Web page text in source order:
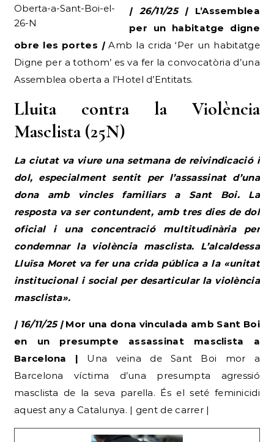
Oberta-a-Sant-Boi-el-
26-N
| 26/11/25 | L’Assemblea
per un habitatge digne
obre les portes |Amb la crida ‘Per un habitatge
Digne per a tothom’ es va fer la convocatòria d’una
Assemblea oberta a l’Hotel d’Entitats.
Lluita contra la Violència
Masclista (25N)
La ciutat va viure una setmana de reivindicació i
dol, especialment sentit per l’assassinat d’una
dona amb vincles familiars a Sant Boi. La
resposta va ser contundent, amb tres dies de dol
oficial i una concentració multitudinària per
condemnar la violència masclista. L’alcaldessa
Lluïsa Moret va fer una crida pública a la «unitat
institucional i social per desarticular la violència
masclista».
| 16/11/25 |Mor una dona vinculada amb Sant Boi
en un presumpte assassinat masclista a
Barcelona | Una veïna de Sant Boi mor a
Barcelona víctima d’una presumpta agressió
masclista de la seva parella. És el seté feminicidi
aquest any a Catalunya. | gent de carrer |